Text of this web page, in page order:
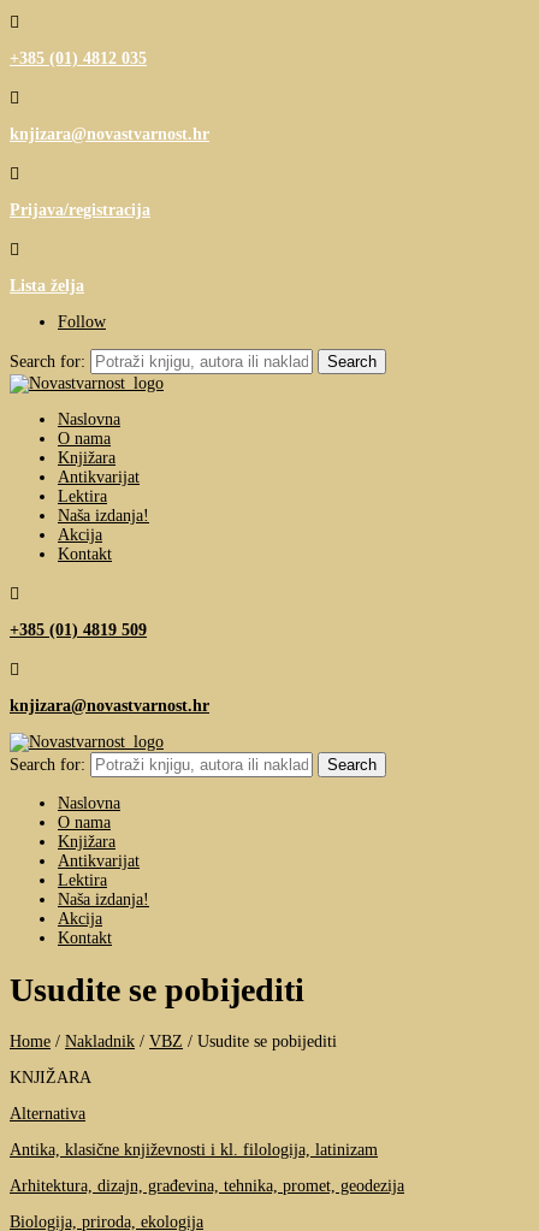

+385 (01) 4812 035

knjizara@novastvarnost.hr

Prijava/registracija

Lista želja
Follow
Search for:
Naslovna
O nama
Knjižara
Antikvarijat
Lektira
Naša izdanja!
Akcija
Kontakt

+385 (01) 4819 509

knjizara@novastvarnost.hr
Search for:
Naslovna
O nama
Knjižara
Antikvarijat
Lektira
Naša izdanja!
Akcija
Kontakt
Usudite se pobijediti
Home / Nakladnik / VBZ / Usudite se pobijediti
KNJIŽARA
Alternativa
Antika, klasične književnosti i kl. filologija, latinizam
Arhitektura, dizajn, građevina, tehnika, promet, geodezija
Biologija, priroda, ekologija